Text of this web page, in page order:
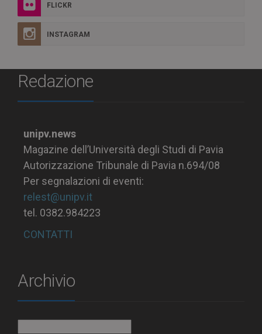
FLICKR
INSTAGRAM
Redazione
unipv.news
Magazine dell’Università degli Studi di Pavia
Autorizzazione Tribunale di Pavia n.694/08
Per segnalazioni di eventi:
relest@unipv.it
tel. 0382.984223
CONTATTI
Archivio